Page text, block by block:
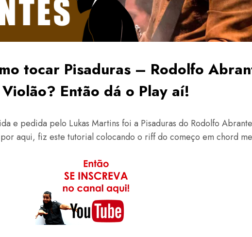
tocar Pisaduras – Rodolfo
Violão? Então dá o Play aí!
e pedida pelo Lukas Martins foi a Pisaduras do Rodolfo
aqui, fiz este tutorial colocando o riff do começo em chord